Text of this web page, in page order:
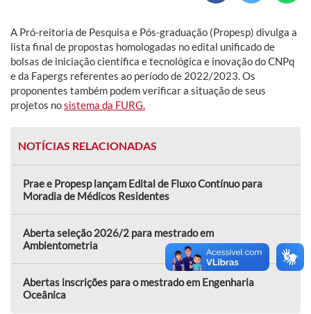
A Pró-reitoria de Pesquisa e Pós-graduação (Propesp) divulga a
lista final de propostas homologadas no edital unificado de
bolsas de iniciação científica e tecnológica e inovação do CNPq
e da Fapergs referentes ao período de 2022/2023. Os
proponentes também podem verificar a situação de seus
projetos nosistema da FURG.
NOTÍCIAS RELACIONADAS
Prae e Propesp lançam Edital de Fluxo Contínuo para
Moradia de Médicos Residentes
Aberta seleção 2026/2 para mestrado em
Ambientometria
Abertas inscrições para o mestrado em Engenharia
Oceânica